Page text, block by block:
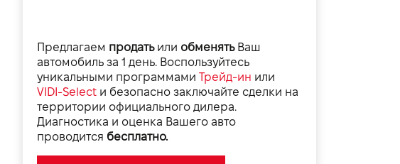
Предлагаем продатьили обменятьВаш
автомобиль за 1 день. Воспользуйтесь
уникальными программами Трейд-ин или
VIDI-Select и безопасно заключайте сделки на
территории официального дилера.
Диагностика и оценка Вашего авто
проводится бесплатно.